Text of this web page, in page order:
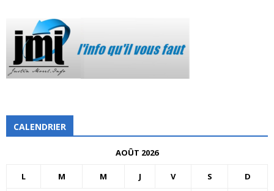
CALENDRIER
AOÛT 2026
L M M J V S D